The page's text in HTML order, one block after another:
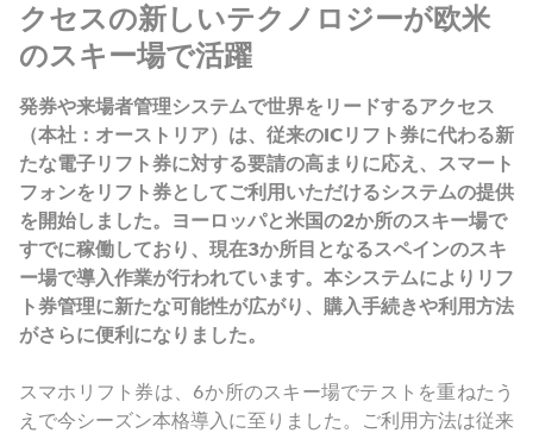
クセスの新しいテクノロジーが欧米
のスキー場で活躍
発券や来場者管理システムで世界をリードするアクセス
（本社：オーストリア）は、従来のICリフト券に代わる新
たな電子リフト券に対する要請の高まりに応え、スマート
フォンをリフト券としてご利用いただけるシステムの提供
を開始しました。ヨーロッパと米国の2か所のスキー場で
すでに稼働しており、現在3か所目となるスペインのスキ
ー場で導入作業が行われています。本システムによりリフ
ト券管理に新たな可能性が広がり、購入手続きや利用方法
がさらに便利になりました。
スマホリフト券は、6か所のスキー場でテストを重ねたう
えで今シーズン本格導入に至りました。ご利用方法は従来